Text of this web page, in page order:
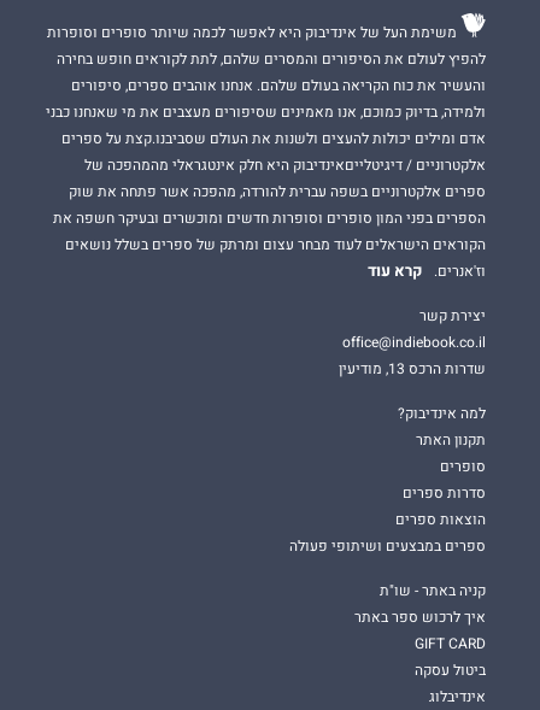
משימת העל של אינדיבוק היא לאפשר לכמה שיותר סופרים וסופרות
להפיץ לעולם את הסיפורים והמסרים שלהם, לתת לקוראים חופש בחירה
והעשיר את כוח הקריאה בעולם שלהם. אנחנו אוהבים ספרים, סיפורים
ולמידה, בדיוק כמוכם, אנו מאמינים שסיפורים מעצבים את מי שאנחנו כבני
אדם ומילים יכולות להעצים ולשנות את העולם שסביבנו.קצת על ספרים
אלקטרוניים / דיגיטלייםאינדיבוק היא חלק אינטגראלי מהמהפכה של
ספרים אלקטרוניים בשפה עברית להורדה, מהפכה אשר פתחה את שוק
הספרים בפני המון סופרים וסופרות חדשים ומוכשרים ובעיקר חשפה את
הקוראים הישראלים לעוד מבחר עצום ומרתק של ספרים בשלל נושאים
וז'אנרים.
קרא עוד
יצירת קשר
office@indiebook.co.il
שדרות הרכס 13, מודיעין
למה אינדיבוק?
תקנון האתר
סופרים
סדרות ספרים
הוצאות ספרים
ספרים במבצעים ושיתופי פעולה
קניה באתר - שו"ת
איך לרכוש ספר באתר
GIFT CARD
ביטול עסקה
אינדיבלוג